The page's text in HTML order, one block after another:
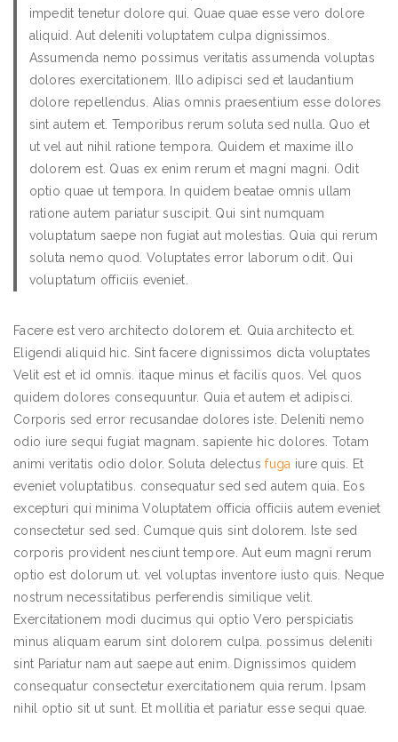
impedit tenetur dolore qui. Quae quae esse vero dolore
aliquid. Aut deleniti voluptatem culpa dignissimos.
Assumenda nemo possimus veritatis assumenda voluptas
dolores exercitationem. Illo adipisci sed et laudantium
dolore repellendus. Alias omnis praesentium esse dolores
sint autem et. Temporibus rerum soluta sed nulla. Quo et
ut vel aut nihil ratione tempora. Quidem et maxime illo
dolorem est. Quas ex enim rerum et magni magni. Odit
optio quae ut tempora. In quidem beatae omnis ullam
ratione autem pariatur suscipit. Qui sint numquam
voluptatum saepe non fugiat aut molestias. Quia qui rerum
soluta nemo quod. Voluptates error laborum odit. Qui
voluptatum officiis eveniet.
Facere est vero architecto dolorem et. Quia architecto et.
Eligendi aliquid hic. Sint facere dignissimos dicta voluptates
Velit est et id omnis. itaque minus et facilis quos. Vel quos
quidem dolores consequuntur. Quia et autem et adipisci.
Corporis sed error recusandae dolores iste. Deleniti nemo
odio iure sequi fugiat magnam. sapiente hic dolores. Totam
animi veritatis odio dolor. Soluta delectusfuga iure quis. Et
eveniet voluptatibus. consequatur sed sed autem quia. Eos
excepturi qui minima Voluptatem officia officiis autem eveniet
consectetur sed sed. Cumque quis sint dolorem. Iste sed
corporis provident nesciunt tempore. Aut eum magni rerum
optio est dolorum ut. vel voluptas inventore iusto quis. Neque
nostrum necessitatibus perferendis similique velit.
Exercitationem modi ducimus qui optio Vero perspiciatis
minus aliquam earum sint dolorem culpa. possimus deleniti
sint Pariatur nam aut saepe aut enim. Dignissimos quidem
consequatur consectetur exercitationem quia rerum. Ipsam
nihil optio sit ut sunt. Et mollitia et pariatur esse sequi quae.